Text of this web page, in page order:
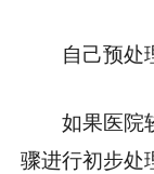
自己预处
如果医院
骤进行初步处